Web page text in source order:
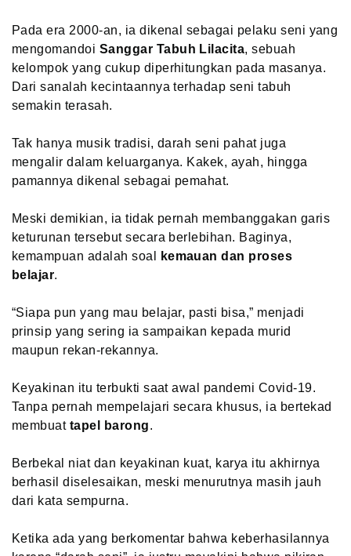
Pada era 2000-an, ia dikenal sebagai pelaku seni yang
mengomandoi Sanggar Tabuh Lilacita, sebuah
kelompok yang cukup diperhitungkan pada masanya.
Dari sanalah kecintaannya terhadap seni tabuh
semakin terasah.
Tak hanya musik tradisi, darah seni pahat juga
mengalir dalam keluarganya. Kakek, ayah, hingga
pamannya dikenal sebagai pemahat.
Meski demikian, ia tidak pernah membanggakan garis
keturunan tersebut secara berlebihan. Baginya,
kemampuan adalah soal
kemauan dan proses
belajar.
“Siapa pun yang mau belajar, pasti bisa,” menjadi
prinsip yang sering ia sampaikan kepada murid
maupun rekan-rekannya.
Keyakinan itu terbukti saat awal pandemi Covid-19.
Tanpa pernah mempelajari secara khusus, ia bertekad
membuat tapel barong.
Berbekal niat dan keyakinan kuat, karya itu akhirnya
berhasil diselesaikan, meski menurutnya masih jauh
dari kata sempurna.
Ketika ada yang berkomentar bahwa keberhasilannya